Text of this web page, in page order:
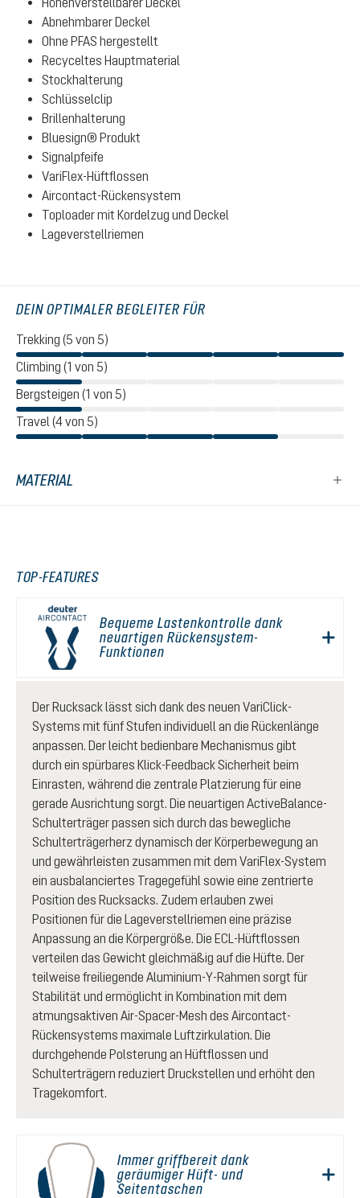
Abnehmbarer Deckel
Ohne PFAS hergestellt
Recyceltes Hauptmaterial
Stockhalterung
Schlüsselclip
Brillenhalterung
Bluesign® Produkt
Signalpfeife
VariFlex-Hüftflossen
Aircontact-Rückensystem
Toploader mit Kordelzug und Deckel
Lageverstellriemen
DEIN OPTIMALER BEGLEITER FÜR
Trekking (5 von 5)
Climbing (1 von 5)
Bergsteigen (1 von 5)
Travel (4 von 5)
MATERIAL
TOP-FEATURES
Bequeme Lastenkontrolle dank
neuartigen Rückensystem-
Funktionen
Der Rucksack lässt sich dank des neuen VariClick-
Systems mit fünf Stufen individuell an die Rückenlänge
anpassen. Der leicht bedienbare Mechanismus gibt
durch ein spürbares Klick-Feedback Sicherheit beim
Einrasten, während die zentrale Platzierung für eine
gerade Ausrichtung sorgt. Die neuartigen ActiveBalance-
Schulterträger passen sich durch das bewegliche
Schulterträgerherz dynamisch der Körperbewegung an
und gewährleisten zusammen mit dem VariFlex-System
ein ausbalanciertes Tragegefühl sowie eine zentrierte
Position des Rucksacks. Zudem erlauben zwei
Positionen für die Lageverstellriemen eine präzise
Anpassung an die Körpergröße. Die ECL-Hüftflossen
verteilen das Gewicht gleichmäßig auf die Hüfte. Der
teilweise freiliegende Aluminium-Y-Rahmen sorgt für
Stabilität und ermöglicht in Kombination mit dem
atmungsaktiven Air-Spacer-Mesh des Aircontact-
Rückensystems maximale Luftzirkulation. Die
durchgehende Polsterung an Hüftflossen und
Schulterträgern reduziert Druckstellen und erhöht den
Tragekomfort.
Immer griffbereit dank
geräumiger Hüft- und
Seitentaschen